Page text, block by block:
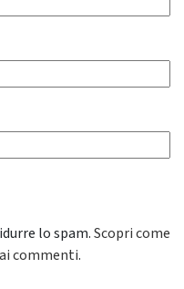
lo spam.Scopri come
commenti.